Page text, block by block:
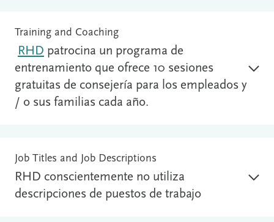
Training and Coaching
RHD patrocina un programa de
entrenamiento que ofrece 10 sesiones
gratuitas de consejería para los empleados y
/ o sus familias cada año.
Job Titles and Job Descriptions
RHD conscientemente no utiliza
descripciones de puestos de trabajo